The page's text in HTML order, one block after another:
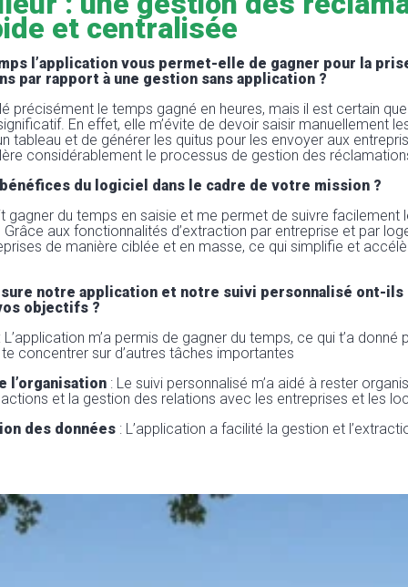
et centralisée
l’application vous permet-elle de gagner pour la
par rapport à une gestion sans application ?
précisément le temps gagné en heures, mais il est certain
En effet, elle m’évite de devoir saisir manuellement
tableau et de générer les quitus pour les envoyer aux
considérablement le processus de gestion des
du logiciel dans le cadre de votre mission ?
gagner du temps en saisie et me permet de suivre facilement
aux fonctionnalités d’extraction par entreprise et par
de manière ciblée et en masse, ce qui simplifie et
notre application et notre suivi personnalisé ont-ils
objectifs ?
m’a permis de gagner du temps, ce qui t’a donné
concentrer sur d’autres tâches importantes
l’organisation : Le suivi personnalisé m’a aidé à rester
et la gestion des relations avec les entreprises et les
des données : L’application a facilité la gestion et